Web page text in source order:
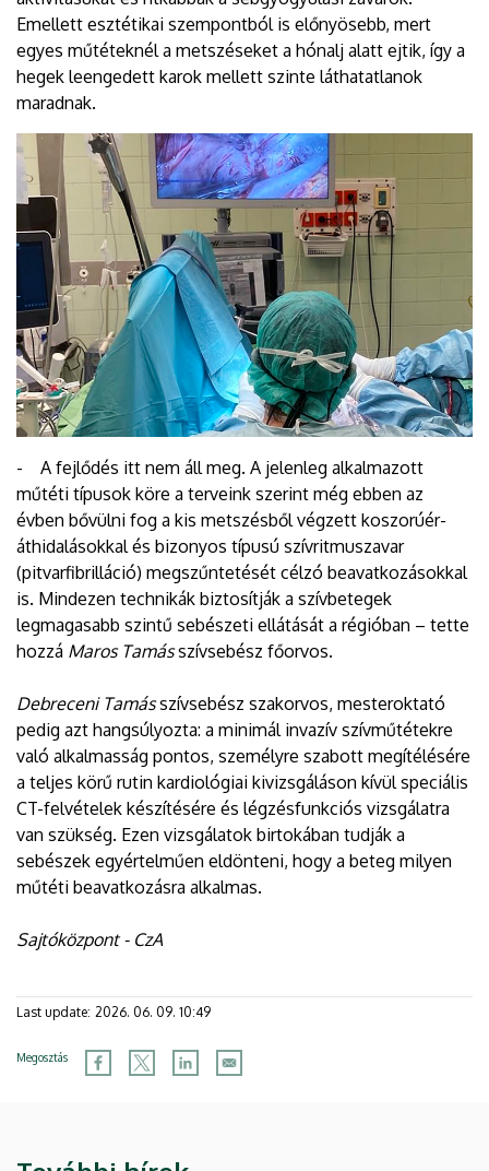
Emellett esztétikai szempontból is előnyösebb, mert
egyes műtéteknél a metszéseket a hónalj alatt ejtik, így a
hegek leengedett karok mellett szinte láthatatlanok
maradnak.
- A fejlődés itt nem áll meg. A jelenleg alkalmazott
műtéti típusok köre a terveink szerint még ebben az
évben bővülni fog a kis metszésből végzett koszorúér-
áthidalásokkal és bizonyos típusú szívritmuszavar
(pitvarfibrilláció) megszűntetését célzó beavatkozásokkal
is. Mindezen technikák biztosítják a szívbetegek
legmagasabb szintű sebészeti ellátását a régióban – tette
hozzá Maros Tamásszívsebész főorvos.
Debreceni Tamásszívsebész szakorvos, mesteroktató
pedig azt hangsúlyozta: a minimál invazív szívműtétekre
való alkalmasság pontos, személyre szabott megítélésére
a teljes körű rutin kardiológiai kivizsgáláson kívül speciális
CT-felvételek készítésére és légzésfunkciós vizsgálatra
van szükség. Ezen vizsgálatok birtokában tudják a
sebészek egyértelműen eldönteni, hogy a beteg milyen
műtéti beavatkozásra alkalmas.
Sajtóközpont - CzA
Last update: 2026. 06. 09. 10:49
Megosztás